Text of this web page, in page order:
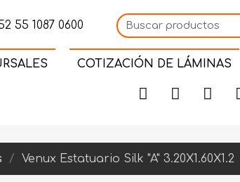
55 1087 0600
COTIZACIÓN DE LÁMINAS
Venux Estatuario Silk "A" 3.20X1.60X1.2